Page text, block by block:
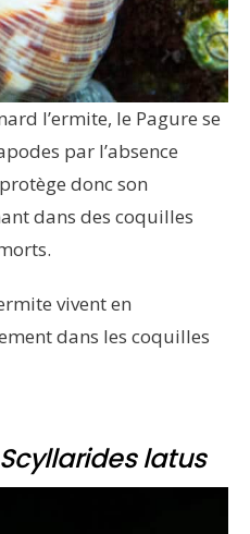
l’ermite, le Pagure se
par l’absence
donc son
dans des coquilles
vivent en
dans les coquilles
Scyllarides latus